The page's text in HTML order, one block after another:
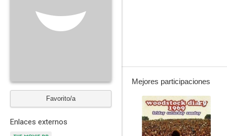
Favorito/a
Enlaces externos
Mejores participaciones
1.0